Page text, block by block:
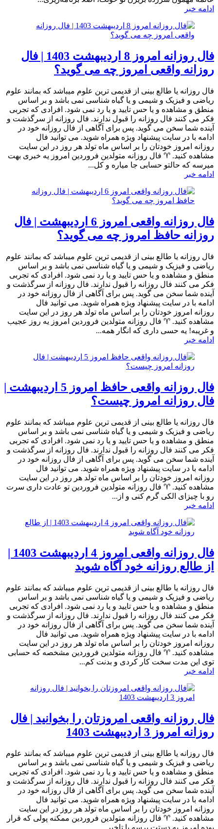
ادامه خبر
فال روزانه امروز 8 اردیبهشت 1403 | فال
روزانه واقعی امروز چه می گوید؟
فال روزانه یا طالع بینی از قدیمی ترین علوم میباشد که بمانند علوم
ریاضی و فیزیک و شیمی و یا گیاه شناسی نمی باشد و بر اساس
منطق و مشاهده و یا حس تایید و یا رد نمی شود. افرادی که تجربی
فکر می کنند فال روزانه را قبول ندارند. فال روزانه از سرگذشت و
آینده شما سخن می گوید. پس برای آگاهی از فال روزانه خود در
ادامه با در سایت پیشنهاد ویژه همراه شوید. می توانید فال
روزانه امروز خودتان را بر اساس ماه تولد هر روز در این سایت
مشاهده کنید. ♈ فال روزانه متولدین فروردین امروز یه خبری بهت
میرسه که حالتو حسابی جا میاره و کل...
ادامه خبر
فال روزانه واقعی امروز 6 اردیبهشت | فال
روزانه حافظ امروز چه می گوید؟
فال روزانه یا طالع بینی از قدیمی ترین علوم میباشد که بمانند علوم
ریاضی و فیزیک و شیمی و یا گیاه شناسی نمی باشد و بر اساس
منطق و مشاهده و یا حس تایید و یا رد نمی شود. افرادی که تجربی
فکر می کنند فال روزانه را قبول ندارند. فال روزانه از سرگذشت و
آینده شما سخن می گوید. پس برای آگاهی از فال روزانه خود در
ادامه با در سایت پیشنهاد ویژه همراه شوید. می توانید فال
روزانه امروز خودتان را بر اساس ماه تولد هر روز در این سایت
مشاهده کنید. ♈ فال روزانه متولدین فروردین امروز یه روز عجیب
و غریبه! یه حسی داری که انگار همه...
ادامه خبر
فال روزانه واقعی حافظ امروز 5 اردیبهشت |
فال روزانه امروز چیست؟
فال روزانه یا طالع بینی از قدیمی ترین علوم میباشد که بمانند علوم
ریاضی و فیزیک و شیمی و یا گیاه شناسی نمی باشد و بر اساس
منطق و مشاهده و یا حس تایید و یا رد نمی شود. افرادی که تجربی
فکر می کنند فال روزانه را قبول ندارند. فال روزانه از سرگذشت و
آینده شما سخن می گوید. پس برای آگاهی از فال روزانه خود در
ادامه با در سایت پیشنهاد ویژه همراه شوید. می توانید فال
روزانه امروز خودتان را بر اساس ماه تولد هر روز در این سایت
مشاهده کنید. ♈ فال روزانه متولدین فروردین تو عادت داری سرت
رو با چیزای الکی گرم کنی و از...
ادامه خبر
فال روزانه واقعی امروز 4 اردیبهشت 1403 |
از طالع روزانه خود آگاه شوید
فال روزانه یا طالع بینی از قدیمی ترین علوم میباشد که بمانند علوم
ریاضی و فیزیک و شیمی و یا گیاه شناسی نمی باشد و بر اساس
منطق و مشاهده و یا حس تایید و یا رد نمی شود. افرادی که تجربی
فکر می کنند فال روزانه را قبول ندارند. فال روزانه از سرگذشت و
آینده شما سخن می گوید. پس برای آگاهی از فال روزانه خود در
ادامه با در سایت پیشنهاد ویژه همراه شوید. می توانید فال
روزانه امروز خودتان را بر اساس ماه تولد هر روز در این سایت
مشاهده کنید. ♈ فال روزانه متولدین فروردین مشخصه که حسابی
توی این مدت سخت کار کردی و بدنت کم...
ادامه خبر
فال روزانه واقعی امروزتان را بخوانید | فال
روزانه امروز 3 اردیبهشت 1403
فال روزانه یا طالع بینی از قدیمی ترین علوم میباشد که بمانند علوم
ریاضی و فیزیک و شیمی و یا گیاه شناسی نمی باشد و بر اساس
منطق و مشاهده و یا حس تایید و یا رد نمی شود. افرادی که تجربی
فکر می کنند فال روزانه را قبول ندارند. فال روزانه از سرگذشت و
آینده شما سخن می گوید. پس برای آگاهی از فال روزانه خود در
ادامه با در سایت پیشنهاد ویژه همراه شوید. می توانید فال
روزانه امروز خودتان را بر اساس ماه تولد هر روز در این سایت
مشاهده کنید. ♈ فال روزانه متولدین فروردین ممکنه پولی که قرار
بوده امروز به دستت برسه با تاخیر...